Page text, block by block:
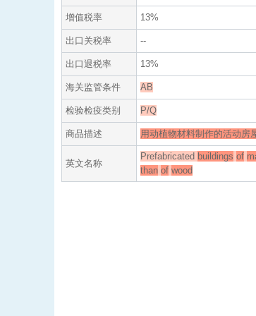
增值税率 13%
出口关税率 --
出口退税率 13%
海关监管条件 AB
检验检疫类别 P/Q
商品描述 用动植物材料制作的活动房
英文名称
Prefabricated buildings of
than of wood